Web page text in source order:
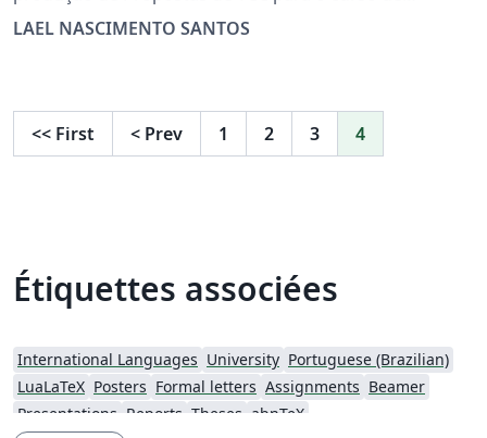
Engenharia Elétrica da UTFPR campus Pato Branco. por
LAEL NASCIMENTO SANTOS
<< First < Prev 1 2 3 4
Étiquettes associées
International Languages University Portuguese (Brazilian)
LuaLaTeX Posters Formal letters Assignments Beamer
Presentations Reports Theses abnTeX